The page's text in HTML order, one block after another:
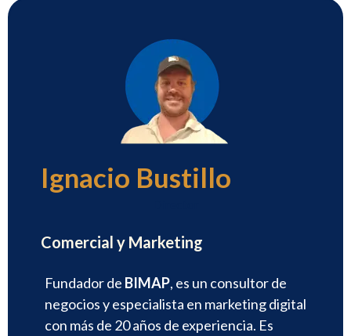
Ignacio Bustillo
Comercial y Marketing
Fundador de BIMAP, es un consultor de
negocios y especialista en marketing digital
con más de 20 años de experiencia. Es